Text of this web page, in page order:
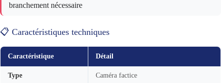
branchement nécessaire
📋 Caractéristiques techniques
Caractéristique Détail
Type Caméra factice